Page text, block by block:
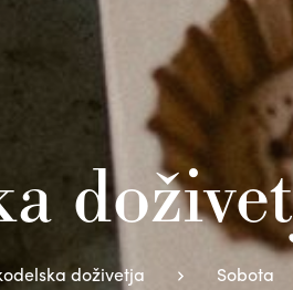
doživetja Sobota